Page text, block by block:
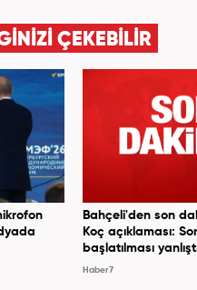
ÇEKEBİLİR
Bahçeli'den son
Koç açıklaması:
başlatılması
Haber7